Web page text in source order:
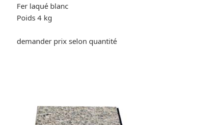
Fer laqué blanc
Poids 4 kg
demander prix selon quantité